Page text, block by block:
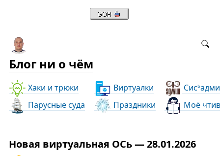
Блог ни о чём
Хаки и трюки Виртуалки Сись
Парусные суда
Праздники Моё
Новая виртуальная ОСь — 28.01.2026